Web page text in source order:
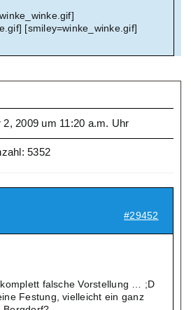
[smiley=winke_winke.gif]
2, 2009 um 11:20 a.m. Uhr
5352
#29452
falsche Vorstellung … ;D
Festung, vielleicht ein ganz